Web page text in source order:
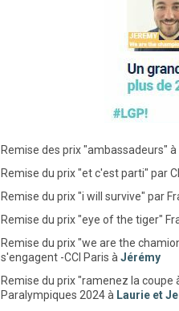
Remise des prix "ambassadeurs" à
Remise du prix "et c'est parti" par
Remise du prix "i will survive" par
Remise du prix "eye of the tiger"
Remise du prix "we are the
s'engagent -CCI Paris àJérémy
Remise du prix "ramenez la
Paralympiques 2024 à Laurie et